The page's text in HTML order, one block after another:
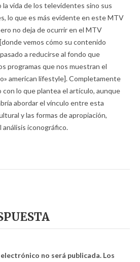
la vida de los televidentes sino sus
lo que es más evidente en este MTV
no deja de ocurrir en el MTV
vemos cómo su contenido
a reducirse al fondo que
programas que nos muestran el
american lifestyle]. Completamente
con lo que plantea el artículo, aunque
abordar el vínculo entre esta
y las formas de apropiación,
análisis iconográfico.
no será publicada. Los